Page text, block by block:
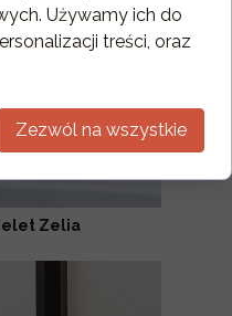
Zelia
Używamy ich do
treści, oraz
Zezwól na wszystkie